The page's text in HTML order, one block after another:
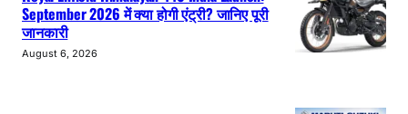
September 2026 में क्या होगी एंट्री? जानिए पूरी
जानकारी
August 6, 2026